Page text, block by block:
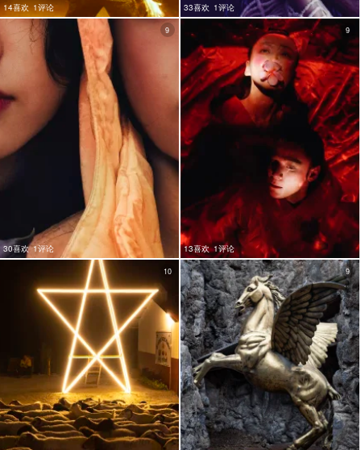
14喜欢 1评论 33喜欢 1评论
30喜欢 1评论
9
13喜欢 1评论
9
10 9